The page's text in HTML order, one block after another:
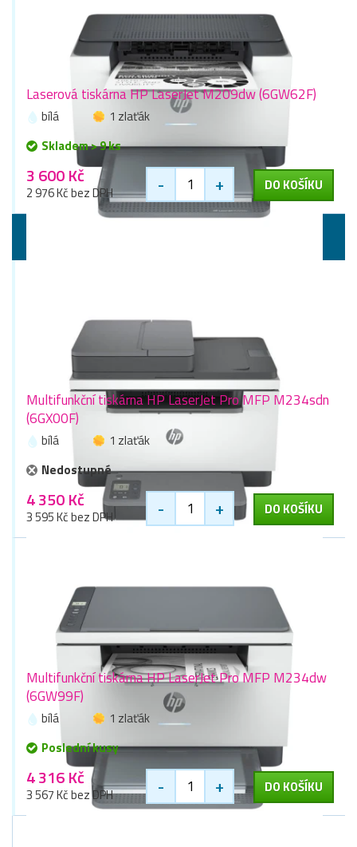
Laserová tiskárna HP LaserJet M209dw (6GW62F)
bílá
1 zlaťák
Skladem > 9 ks
3 600 Kč
2 976 Kč bez DPH - + DO KOŠÍKU
Multifunkční tiskárna HP LaserJet Pro MFP M234sdn
(6GX00F)
bílá
1 zlaťák
Nedostupné
4 350 Kč
3 595 Kč bez DPH - + DO KOŠÍKU
Multifunkční tiskárna HP LaserJet Pro MFP M234dw
(6GW99F)
bílá
1 zlaťák
Poslední kusy
4 316 Kč
3 567 Kč bez DPH - + DO KOŠÍKU